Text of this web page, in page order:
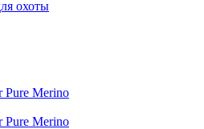
охоты
Pure Merino
Pure Merino